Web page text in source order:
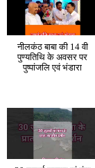
नीलकंठ बाबा की 14 वी
पुण्यतिथि के अवसर पर
पुष्पांजलि एवं भंडारा